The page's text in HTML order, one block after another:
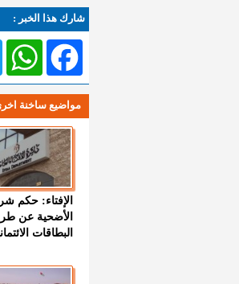
شارك هذا الخبر :
Facebook
مواضيع ساخنة
الإفتاء: حكم
الأضحية عن
البطاقات